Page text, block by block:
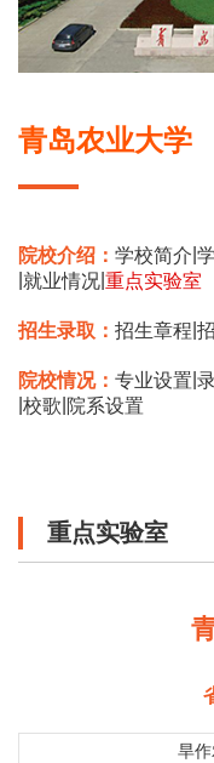
青岛农业大学
院校介绍： 学校简介
就业情况 重点实验室
招生录取： 招生章程
院校情况： 专业设置
校歌 院系设置
重点实验室
旱